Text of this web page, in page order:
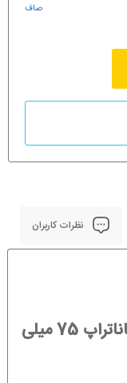
صاف
نظرات کاربران
مشخصات چسب موش پمادی ساناتراپ 75 میلی